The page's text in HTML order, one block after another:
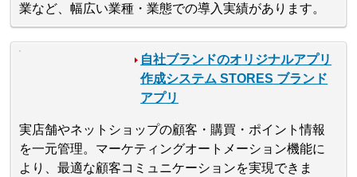
業など、幅広い業種・業態での導入実績があります。
自社ブランドのオリジナルアプリ
作成システム STORES ブランド
アプリ
実店舗やネットショップの顧客・購買・ポイント情報
を一元管理。マーケティングオートメーション機能に
より、最適な顧客コミュニケーションを実現できま